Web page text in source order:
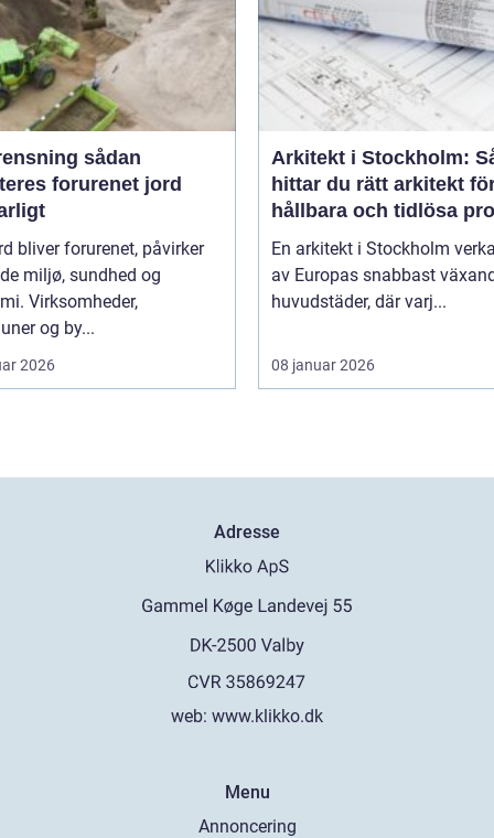
sådan
forurenet jord
bliver forurenet, påvirker
miljø, sundhed og
Virksomheder,
og by...
2026
Arkitekt i Stockholm:
hittar du rätt arkitekt
hållbara och tidlösa
En arkitekt i Stockholm
av Europas snabbast
huvudstäder, där varj...
08 januar 2026
Adresse
web: www.klikko.dk
Menu
Annoncering